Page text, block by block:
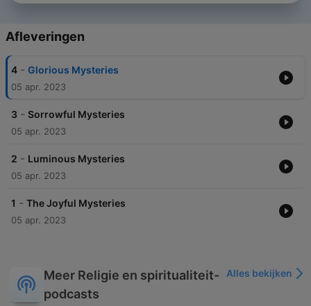
Afleveringen
4 - Glorious Mysteries
05 apr. 2023
3 - Sorrowful Mysteries
05 apr. 2023
2 - Luminous Mysteries
05 apr. 2023
1 - The Joyful Mysteries
05 apr. 2023
Meer Religie en spiritualiteit-
podcasts
Alles bekijken